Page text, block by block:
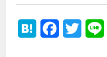
Hatena Facebook
Twitter